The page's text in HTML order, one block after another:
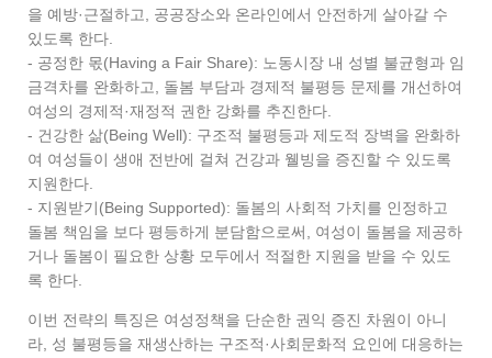
을 예방·근절하고, 공공장소와 온라인에서 안전하게 살아갈 수
있도록 한다.
- 공정한 몫(Having a Fair Share): 노동시장 내 성별 불균형과 임
금격차를 완화하고, 돌봄 부담과 경제적 불평등 문제를 개선하여
여성의 경제적·재정적 권한 강화를 추진한다.
- 건강한 삶(Being Well): 구조적 불평등과 제도적 장벽을 완화하
여 여성들이 생애 전반에 걸쳐 건강과 웰빙을 증진할 수 있도록
지원한다.
- 지원받기(Being Supported): 돌봄의 사회적 가치를 인정하고
돌봄 책임을 보다 평등하게 분담함으로써, 여성이 돌봄을 제공하
거나 돌봄이 필요한 상황 모두에서 적절한 지원을 받을 수 있도
록 한다.
이번 전략의 특징은 여성정책을 단순한 권익 증진 차원이 아니
라, 성 불평등을 재생산하는 구조적·사회문화적 요인에 대응하는